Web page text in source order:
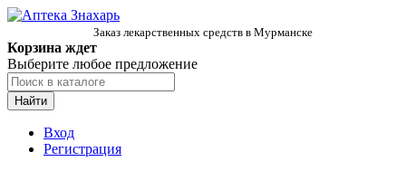
Заказ лекарственных средств в Мурманске
Корзина ждет
Выберите любое предложение
Найти
Вход
Регистрация